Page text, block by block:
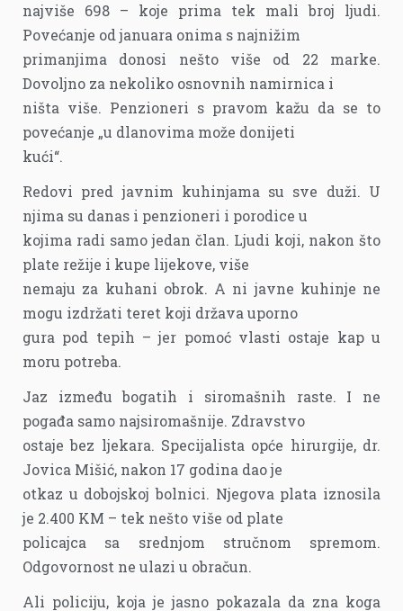
najviše 698 – koje prima tek mali broj ljudi.
Povećanje od januara onima s najnižim
primanjima donosi nešto više od 22 marke.
Dovoljno za nekoliko osnovnih namirnica i
ništa više. Penzioneri s pravom kažu da se to
povećanje „u dlanovima može donijeti
kući“.
Redovi pred javnim kuhinjama su sve duži. U
njima su danas i penzioneri i porodice u
kojima radi samo jedan član. Ljudi koji, nakon što
plate režije i kupe lijekove, više
nemaju za kuhani obrok. A ni javne kuhinje ne
mogu izdržati teret koji država uporno
gura pod tepih – jer pomoć vlasti ostaje kap u
moru potreba.
Jaz između bogatih i siromašnih raste. I ne
pogađa samo najsiromašnije. Zdravstvo
ostaje bez ljekara. Specijalista opće hirurgije, dr.
Jovica Mišić, nakon 17 godina dao je
otkaz u dobojskoj bolnici. Njegova plata iznosila
je 2.400 KM – tek nešto više od plate
policajca sa srednjom stručnom spremom.
Odgovornost ne ulazi u obračun.
Ali policiju, koja je jasno pokazala da zna koga